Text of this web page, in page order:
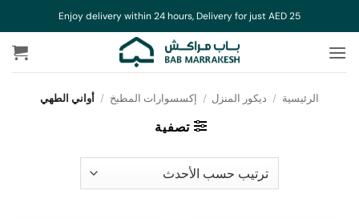
للمحتوى
Enjoy delivery within 24 hours, Delivery for just AED 25
الرئيسية / ديكور المنزل / إكسسوارات المطبخ / أواني الطهي
تصفية